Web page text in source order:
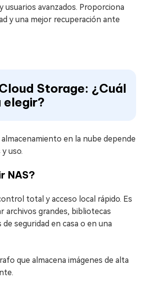
usuarios avanzados. Proporciona
y una mejor recuperación ante
Storage: ¿Cuál
elegir?
en la nube depende
uso.
NAS?
total y acceso local rápido. Es
archivos grandes, bibliotecas
de seguridad en casa o en una
que almacena imágenes de alta